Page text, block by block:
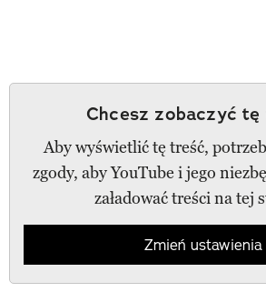
Chcesz zobaczyć
Aby wyświetlić tę treść,
zgody, aby YouTube i jego
załadować treści na tej
Zmień ustawienia